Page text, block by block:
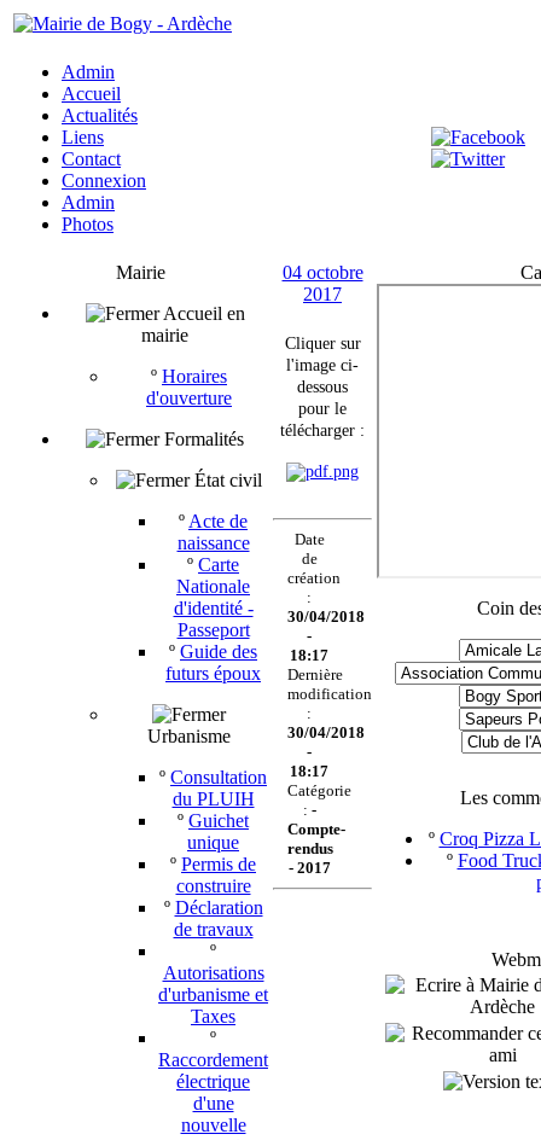
Admin
Accueil
Actualités
Liens
Contact
Connexion
Admin
Photos
Mairie
Accueil en
mairie
º Horaires
d'ouverture
Formalités
État civil
º Acte de
naissance
º Carte
Nationale
d'identité -
Passeport
º Guide des
futurs époux
Urbanisme
º Consultation
du PLUIH
º Guichet
unique
º Permis de
construire
º Déclaration
de travaux
º
Autorisations
d'urbanisme et
Taxes
º
Raccordement
électrique
d'une
nouvelle
04 octobre
2017
Cliquer sur
l'image ci-
dessous
pour le
télécharger :
Date
de
création
:
30/04/2018
-
18:17
Dernière
modification
:
30/04/2018
-
18:17
Catégorie
: -
Compte-
rendus
- 2017
Coin
Les
º Croq Pizza
º Food